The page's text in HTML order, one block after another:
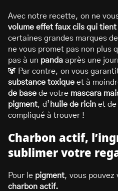
Avec notre recette, on ne
volume effet faux cils qui
certaines grandes marques de
ne vous promet pas non plus
pas à un panda après une
🐼 Par contre, on vous
substance toxique et à
de base de votre mascara
pigment, d’ huile de ricin et de
compliqué à trouver !
Charbon actif,
sublimer votre
Pour le pigment, vous pouvez
charbon actif.